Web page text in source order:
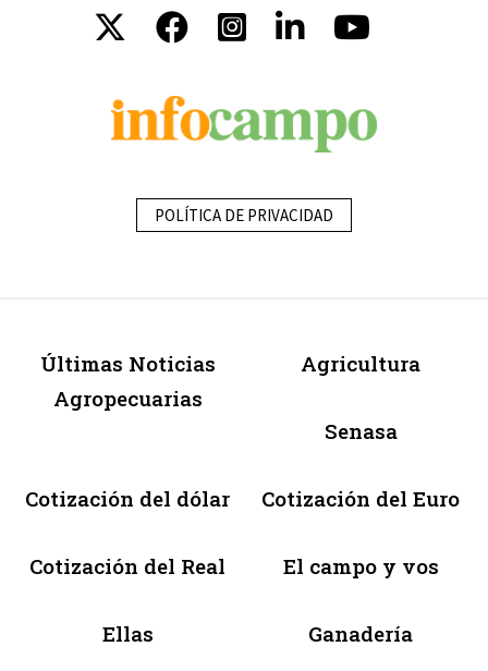
POLÍTICA DE PRIVACIDAD
Últimas Noticias
Agropecuarias
Agricultura
Senasa
Cotización del dólar Cotización del Euro
Cotización del Real El campo y vos
Ellas Ganadería